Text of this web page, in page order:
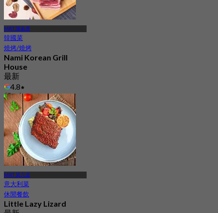
MRT 陳嘉庚
韓國菜
燒烤/燒烤
Nami Korean Grill
House
最新
4.8
起S$ 60
MRT 第六道
意大利菜
休閒餐飲
Little Lazy Lizard